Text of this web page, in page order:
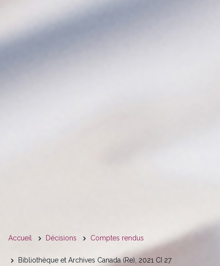
You
are
Accueil Décisions Comptes rendus
Bibliothèque et Archives Canada (Re), 2021 CI 27